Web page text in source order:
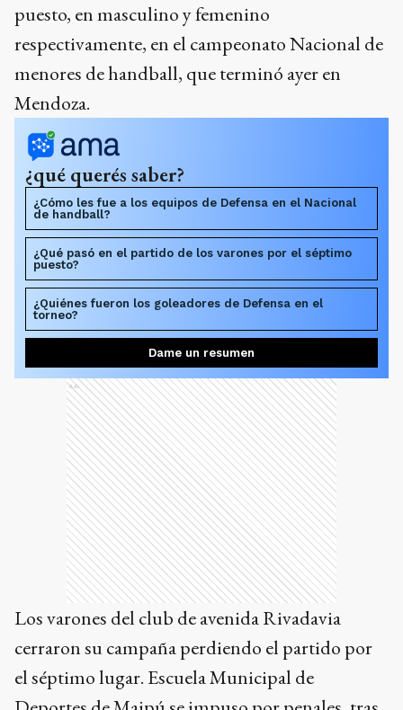
puesto, en masculino y femenino
respectivamente, en el campeonato Nacional de
menores de handball, que terminó ayer en
Mendoza.
¿qué querés saber?
¿Cómo les fue a los equipos de Defensa en el Nacional
de handball?
¿Qué pasó en el partido de los varones por el séptimo
puesto?
¿Quiénes fueron los goleadores de Defensa en el
torneo?
Dame un resumen
Ads
Los varones del club de avenida Rivadavia
cerraron su campaña perdiendo el partido por
el séptimo lugar. Escuela Municipal de